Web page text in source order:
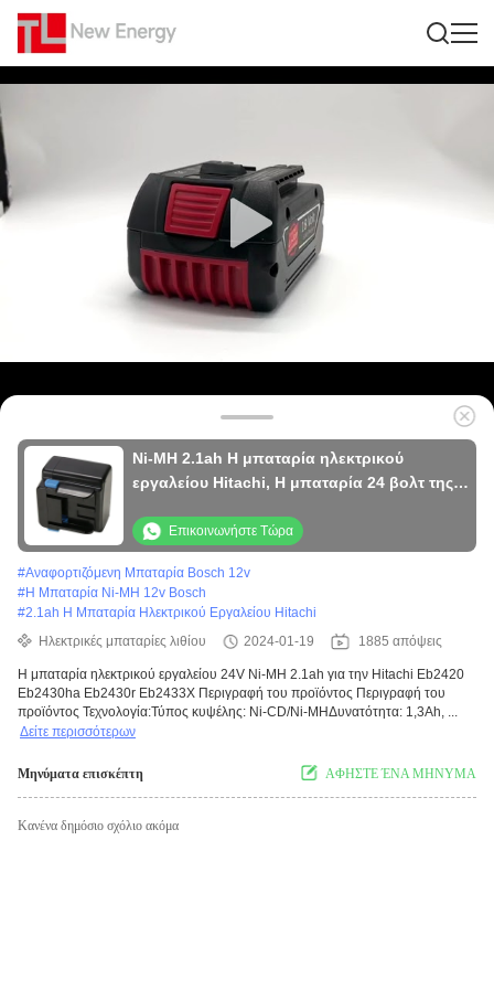
Ni-MH 2.1ah Η μπαταρία ηλεκτρικού
εργαλείου Hitachi, Η μπαταρία 24 βολτ της
Επικοινωνήστε Τώρα
#Αναφορτιζόμενη Μπαταρία Bosch 12v
#Η Μπαταρία Ni-MH 12v Bosch
#2.1ah Η Μπαταρία Ηλεκτρικού Εργαλείου Hitachi
Ηλεκτρικές μπαταρίες λιθίου
2024-01-19 1885 απόψεις
Η μπαταρία ηλεκτρικού εργαλείου 24V Ni-MH 2.1ah για την Hitachi Eb2420
Eb2430ha Eb2430r Eb2433X Περιγραφή του προϊόντος Περιγραφή του
προϊόντος Τεχνολογία:Τύπος κυψέλης: Ni-CD/Ni-MHΔυνατότητα: 1,3Ah, ...
Δείτε περισσότερων
Μηνύματα επισκέπτη ΑΦΗΣΤΕ ΈΝΑ ΜΗΝΥΜΑ
Κανένα δημόσιο σχόλιο ακόμα